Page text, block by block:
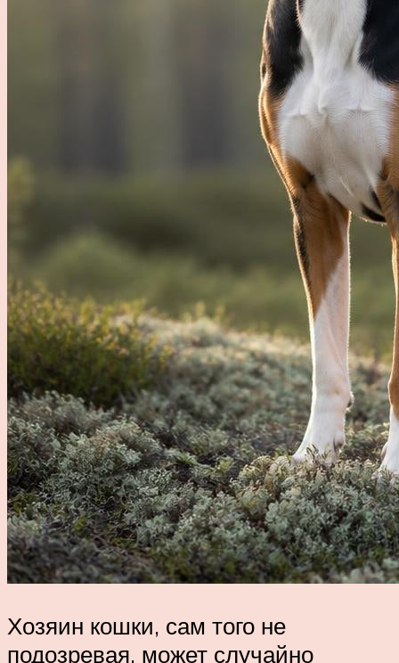
Хозяин кошки, сам того не
подозревая, может случайно